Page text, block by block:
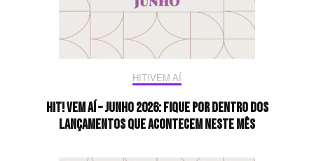
HIT!VEM AÍ
HIT! Vem aí – Junho 2026: Fique por dentro dos
lançamentos que acontecem neste mês